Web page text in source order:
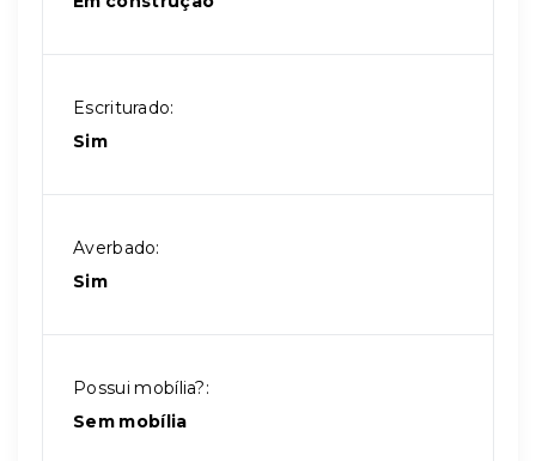
Escriturado:
Sim
Averbado:
Sim
Possui mobília?:
Sem mobília